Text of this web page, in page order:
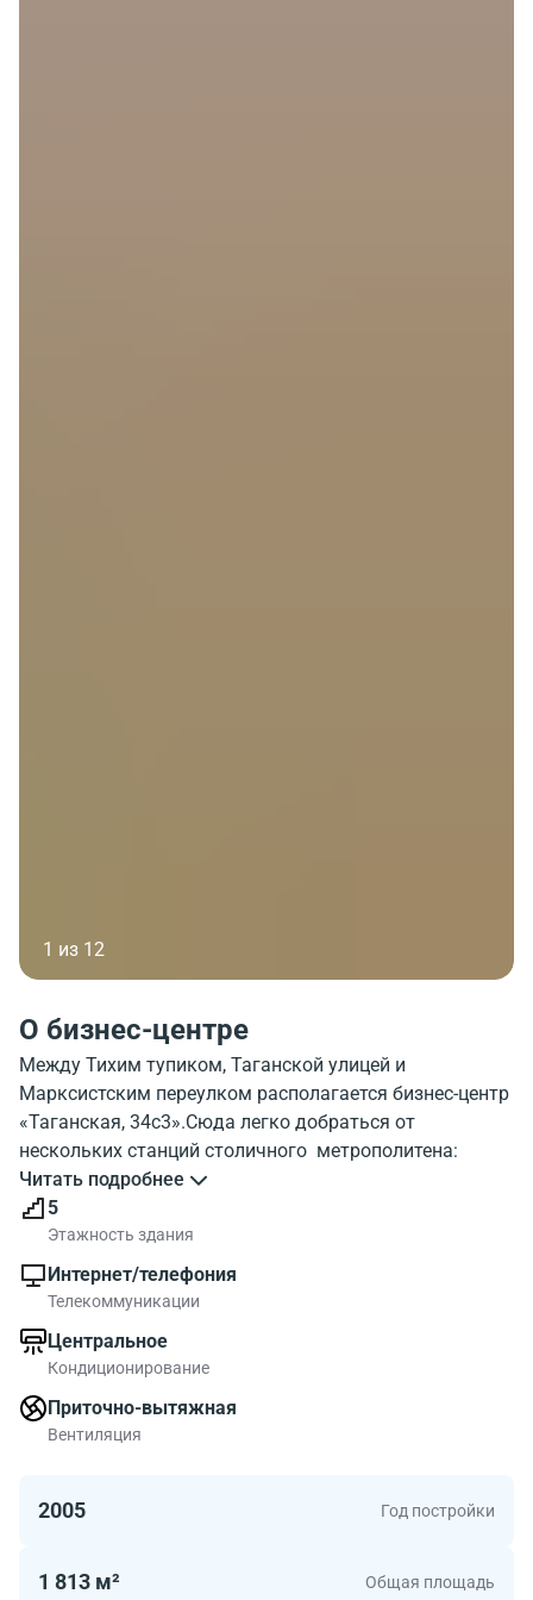
1 из 12
О бизнес-центре
​Между Тихим тупиком, Таганской улицей и
Марксистским переулком располагается бизнес-центр
«Таганская, 34с3».Сюда легко добраться от
нескольких станций столичного метрополитена:
«Марксистской» (желтая ветка),«Крестьянской
заставы» (салатовая ветка) и «Таганской»
(фиолетовая ветка). Наличном автотранспорте от
бизнес-центра легко доехать до Садового кольца (2,5
километра), Третьего транспортного кольца (2
километров).
Территория бизнес-центра находится за железным
ограждением. Современное здание офисного
метрам. Согласно классификатору объектов
класс«В+». Здание оснащено современными
Читать подробнее
5
Этажность здания
Интернет/телефония
Телекоммуникации
Центральное
Кондиционирование
Приточно-вытяжная
Вентиляция
2005 Год постройки
1 813 м² Общая площадь